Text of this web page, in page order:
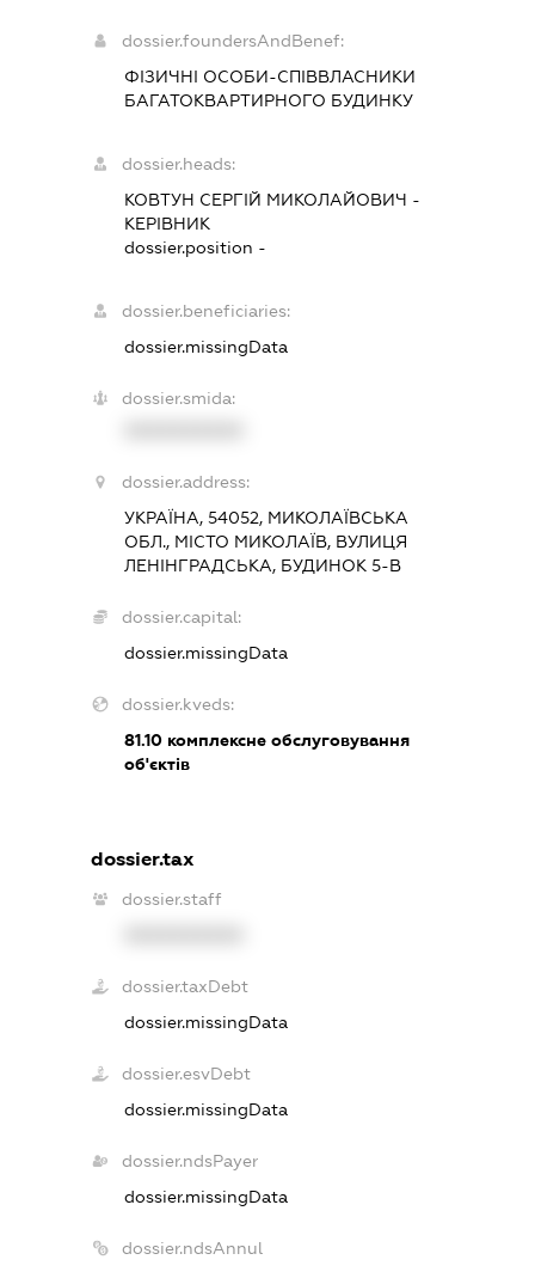
dossier.foundersAndBenef:
ФІЗИЧНІ ОСОБИ-СПІВВЛАСНИКИ
БАГАТОКВАРТИРНОГО БУДИНКУ
dossier.heads:
КОВТУН СЕРГІЙ МИКОЛАЙОВИЧ -
КЕРІВНИК
dossier.position -
dossier.beneficiaries:
dossier.missingData
dossier.smida:
dossier.address:
УКРАЇНА, 54052, МИКОЛАЇВСЬКА
ОБЛ., МІСТО МИКОЛАЇВ, ВУЛИЦЯ
ЛЕНІНГРАДСЬКА, БУДИНОК 5-В
dossier.capital:
dossier.missingData
dossier.kveds:
81.10 комплексне обслуговування
об'єктів
dossier.tax
dossier.staff
dossier.taxDebt
dossier.missingData
dossier.esvDebt
dossier.missingData
dossier.ndsPayer
dossier.missingData
dossier.ndsAnnul